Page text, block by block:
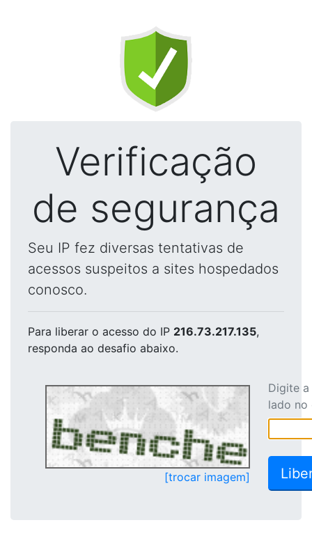
Verificação
de segurança
Seu IP fez diversas tentativas de
acessos suspeitos a sites hospedados
conosco.
Para liberar o acesso do IP 216.73.217.135,
responda ao desafio abaixo.
[trocar imagem]
Digite
lado no